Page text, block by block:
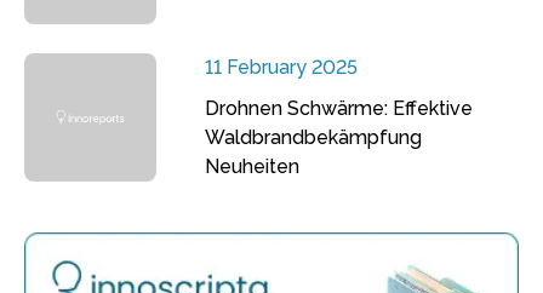
11 February 2025
Drohnen Schwärme: Effektive
Waldbrandbekämpfung
Neuheiten